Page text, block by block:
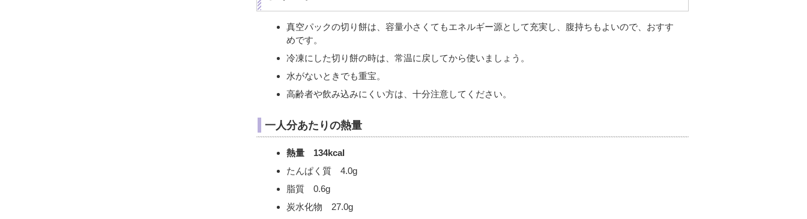
真空パックの切り餅は、容量小さくてもエネルギー源として充実し、腹持ちもよいので、おすす
めです。
冷凍にした切り餅の時は、常温に戻してから使いましょう。
水がないときでも重宝。
高齢者や飲み込みにくい方は、十分注意してください。
一人分あたりの熱量
熱量 134kcal
たんぱく質 4.0g
脂質 0.6g
炭水化物 27.0g